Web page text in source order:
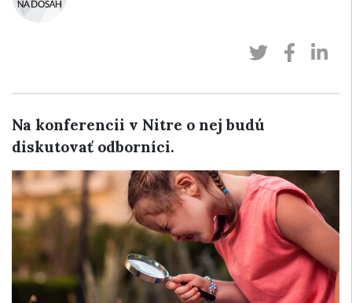
Na konferencii v Nitre o nej budú
diskutovať odborníci.